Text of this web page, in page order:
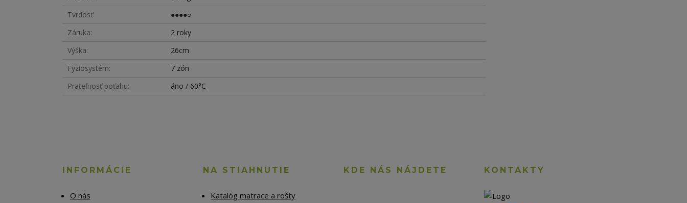
Tvrdosť
●●●●○
Záruka
2 roky
Výška
26cm
Fyziosystém
7 zón
Prateľnosť poťahu
áno / 60°C
INFORMÁCIE
O nás
NA STIAHNUTIE
Katalóg matrace a rošty
KDE NÁS NÁJDETE KONTAKTY